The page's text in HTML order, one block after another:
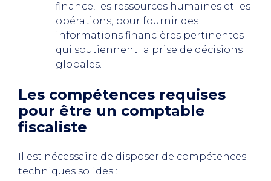
finance, les ressources humaines et les
opérations, pour fournir des
informations financières pertinentes
qui soutiennent la prise de décisions
globales.
Les compétences requises
pour être un comptable
fiscaliste
Il est nécessaire de disposer de compétences
techniques solides :